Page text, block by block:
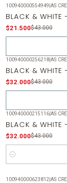
Agotado
100940000554949|AS
BLACK &
$21.500$43.000
Agotado
100940000256218|AS
BLACK &
$32.000$43.000
100940000215116|AS
BLACK &
$32.000$43.000
Cantidad
100940000623812|AS